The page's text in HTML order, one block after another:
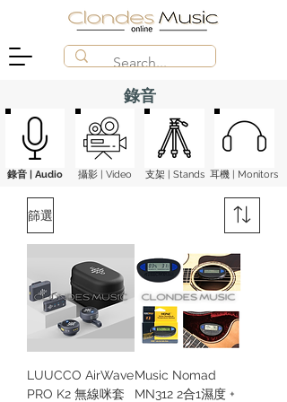
​錄音
錄音 | Audio 攝影 | Video 支架 | Stands ​耳機 | Monitors
篩選
LUUCCO AirWave
PRO K2 無線咪套
Music Nomad
MN312 2合1濕度 +